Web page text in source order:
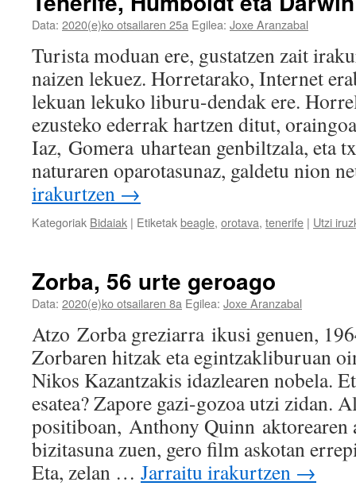
Data: 2020(e)ko otsailaren 25a Egilea: Joxe Aranzabal
Turista moduan ere, gustatzen zait
naizen lekuez. Horretarako, Internet
lekuan lekuko liburu-dendak ere.
ezusteko ederrak hartzen ditut,
Iaz, Gomera uhartean genbiltzala, eta
naturaren oparotasunaz, galdetu nion
irakurtzen →
Kategoriak Bidaiak | Etiketakbeagle, orotava, tenerife | Utzi
Zorba, 56 urte geroago
Data: 2020(e)ko otsailaren 8a Egilea: Joxe Aranzabal
Atzo Zorba greziarra ikusi genuen,
Zorbaren hitzak eta egintzakliburuan
Nikos Kazantzakis idazlearen nobela.
esatea? Zapore gazi-gozoa utzi zidan.
positiboan, Anthony Quinn aktorearen
bizitasuna zuen, gero film askotan
Eta, zelan … Jarraitu irakurtzen →